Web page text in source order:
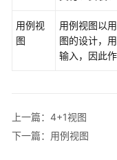
图
逻
开
用例视
图
用例视图以
图的设计，
输入，因此
上一篇：4+1视图
下一篇：用例视图